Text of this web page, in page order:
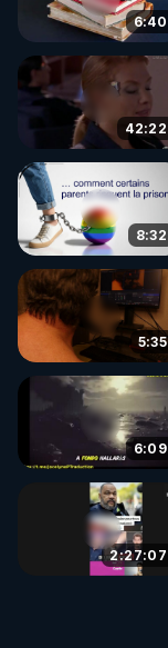
6:40
42:22
8:32
5:35
6:09
2:27:07